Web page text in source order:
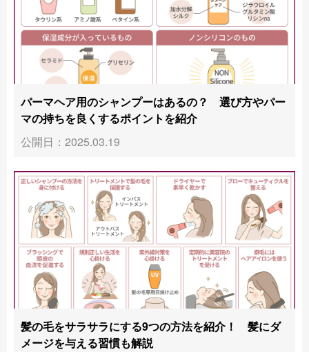
パーマヘア用のシャンプーはあるの？ 選び方やパー
マの持ちを良くするポイントを紹介
公開日：2025.03.19
髪の毛をサラサラにする9つの方法を紹介！ 髪にダ
メージを与える習慣も解説